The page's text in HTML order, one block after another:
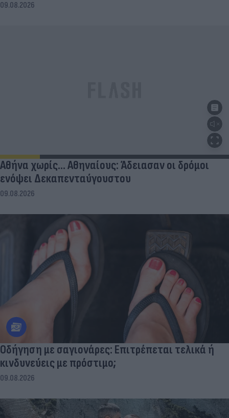
09.08.2026
Αθήνα χωρίς… Αθηναίους: Άδειασαν οι δρόμοι
ενόψει Δεκαπενταύγουστου
09.08.2026
Οδήγηση με σαγιονάρες: Επιτρέπεται τελικά ή
κινδυνεύεις με πρόστιμο;
09.08.2026